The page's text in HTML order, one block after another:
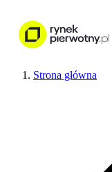
Strona główna